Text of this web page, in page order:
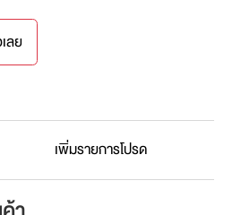
ลย
เพิ่มรายการโปรด